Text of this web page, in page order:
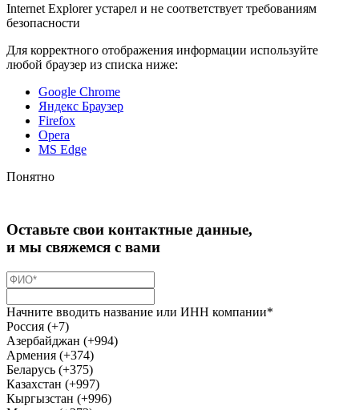
Internet Explorer устарел и не соответствует требованиям
безопасности
Для корректного отображения информации используйте
любой браузер из списка ниже:
Google Chrome
Яндекс Браузер
Firefox
Opera
MS Edge
Понятно
Оставьте свои контактные данные,
и мы свяжемся с вами
Начните вводить название или ИНН компании*
Россия (+7)
Азербайджан (+994)
Армения (+374)
Беларусь (+375)
Казахстан (+997)
Кыргызстан (+996)